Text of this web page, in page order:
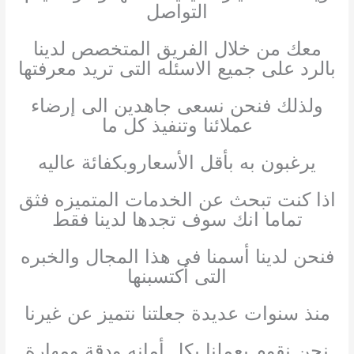
التواصل
معك من خلال الفريق المتخصص لدينا
بالرد على جميع الاسئله التى تريد معرفتها
ولذلك فنحن نسعى جاهدين الى إرضاء
عملائنا وتنفيذ كل ما
يرغبون به بأقل الأسعاروبكفائة عاليه
اذا كنت تبحث عن الخدمات المتميزه فثق
تماما انك سوف تجدها لدينا فقط
فنحن لدينا أسمنا فى هذا المجال والخبره
التى أكتسبنها
منذ سنوات عديدة جعلتنا نتميز عن غيرنا